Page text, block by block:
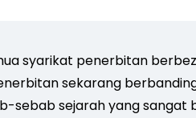
syarikat penerbitan
sekarang
sebab sejarah yang sangat